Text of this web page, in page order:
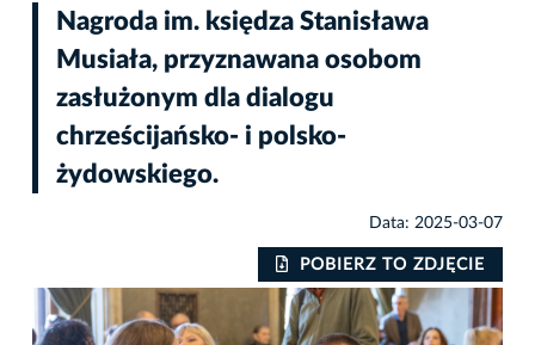
Nagroda im. księdza Stanisława
Musiała, przyznawana osobom
zasłużonym dla dialogu
chrześcijańsko- i polsko-
żydowskiego.
Data: 2025-03-07
POBIERZ TO ZDJĘCIE